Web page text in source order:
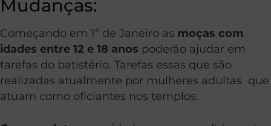
Mudanças:
Começando em 1º de Janeiro as moças com
idades entre 12 e 18 anos poderão ajudar em
tarefas do batistério. Tarefas essas que são
realizadas atualmente por mulheres adultas que
atuam como oficiantes nos templos.